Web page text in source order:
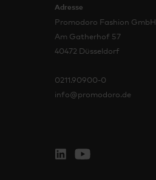
Adresse
Promodoro Fashion GmbH
Am Gatherhof 57
40472 Düsseldorf
0211.90900-0
info@promodoro.de